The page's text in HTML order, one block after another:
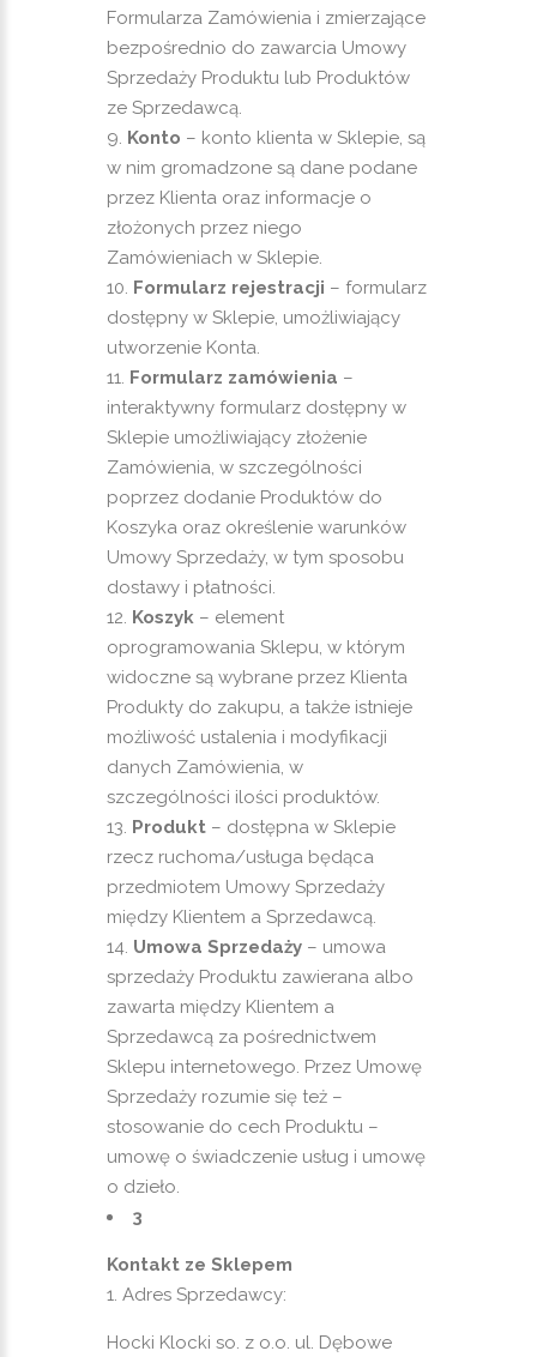
Formularza Zamówienia i zmierzające
bezpośrednio do zawarcia Umowy
Sprzedaży Produktu lub Produktów
ze Sprzedawcą.
Konto – konto klienta w Sklepie, są
w nim gromadzone są dane podane
przez Klienta oraz informacje o
złożonych przez niego
Zamówieniach w Sklepie.
Formularz rejestracji – formularz
dostępny w Sklepie, umożliwiający
utworzenie Konta.
Formularz zamówienia –
interaktywny formularz dostępny w
Sklepie umożliwiający złożenie
Zamówienia, w szczególności
poprzez dodanie Produktów do
Koszyka oraz określenie warunków
Umowy Sprzedaży, w tym sposobu
dostawy i płatności.
Koszyk – element
oprogramowania Sklepu, w którym
widoczne są wybrane przez Klienta
Produkty do zakupu, a także istnieje
możliwość ustalenia i modyfikacji
danych Zamówienia, w
szczególności ilości produktów.
Produkt – dostępna w Sklepie
rzecz ruchoma/usługa będąca
przedmiotem Umowy Sprzedaży
między Klientem a Sprzedawcą.
Umowa Sprzedaży – umowa
sprzedaży Produktu zawierana albo
zawarta między Klientem a
Sprzedawcą za pośrednictwem
Sklepu internetowego. Przez Umowę
Sprzedaży rozumie się też –
stosowanie do cech Produktu –
umowę o świadczenie usług i umowę
o dzieło.
3
Kontakt ze Sklepem
Adres Sprzedawcy:
Hocki Klocki so. z o.o. ul. Dębowe